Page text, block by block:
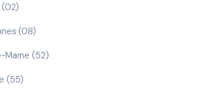
(02)
(08)
Marne (52)
(55)